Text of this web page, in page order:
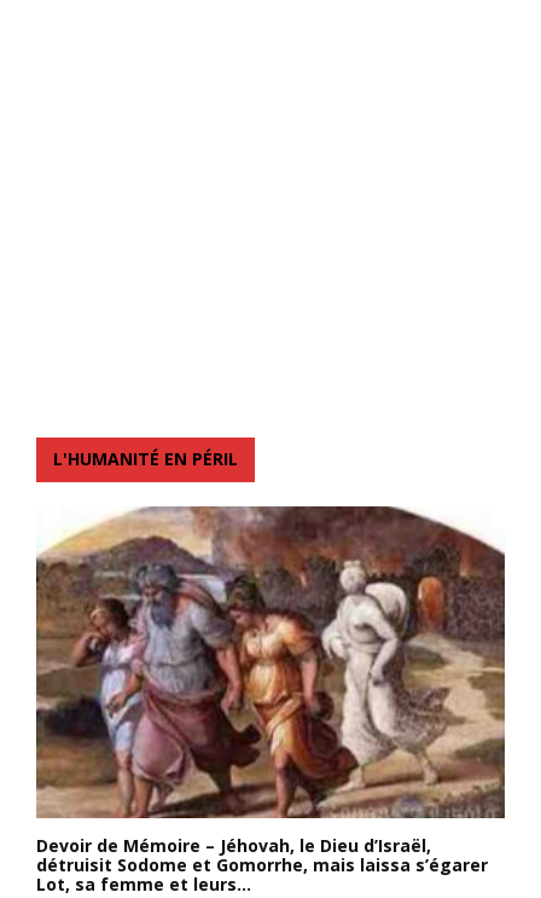
L'HUMANITÉ EN PÉRIL
Devoir de Mémoire – Jéhovah, le Dieu d’Israël,
détruisit Sodome et Gomorrhe, mais laissa s’égarer
Lot, sa femme et leurs...